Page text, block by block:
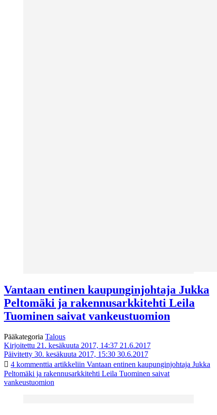
Vantaan entinen kaupunginjohtaja Jukka
Peltomäki ja rakennusarkkitehti Leila
Tuominen saivat vankeustuomion
Pääkategoria Talous
Kirjoitettu 21. kesäkuuta 2017, 14:37 21.6.2017
Päivitetty 30. kesäkuuta 2017, 15:30 30.6.2017
4 kommenttia artikkeliin Vantaan entinen kaupunginjohtaja Jukka
Peltomäki ja rakennusarkkitehti Leila Tuominen saivat
vankeustuomion